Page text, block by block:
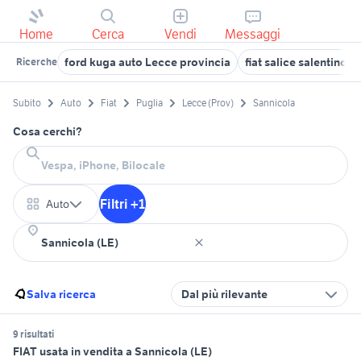
Home Cerca Vendi Messaggi
Ricerche ford kuga auto Lecce provincia fiat salice salentino
Subito Auto Fiat Puglia Lecce (Prov) Sannicola
Cosa cerchi?
Auto Filtri +1
Salva ricerca Dal più rilevante
9 risultati
FIAT usata in vendita a Sannicola (LE)